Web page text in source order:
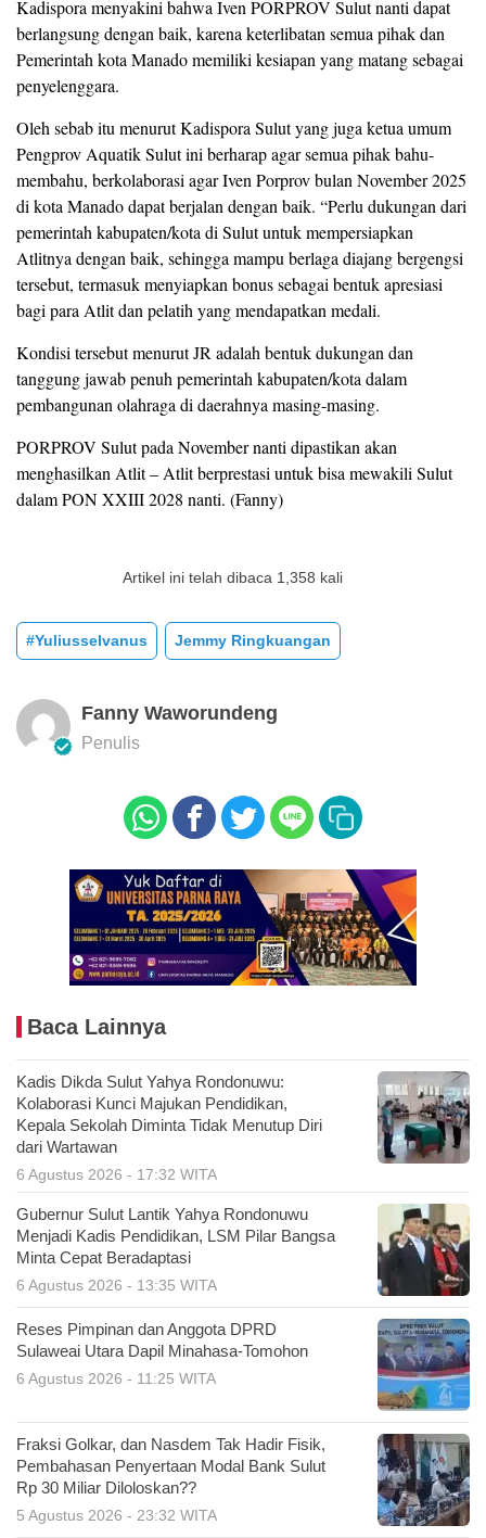
Kadispora menyakini bahwa Iven PORPROV Sulut nanti dapat
berlangsung dengan baik, karena keterlibatan semua pihak dan
Pemerintah kota Manado memiliki kesiapan yang matang sebagai
penyelenggara.
Oleh sebab itu menurut Kadispora Sulut yang juga ketua umum
Pengprov Aquatik Sulut ini berharap agar semua pihak bahu-
membahu, berkolaborasi agar Iven Porprov bulan November 2025
di kota Manado dapat berjalan dengan baik. “Perlu dukungan dari
pemerintah kabupaten/kota di Sulut untuk mempersiapkan
Atlitnya dengan baik, sehingga mampu berlaga diajang bergengsi
tersebut, termasuk menyiapkan bonus sebagai bentuk apresiasi
bagi para Atlit dan pelatih yang mendapatkan medali.
Kondisi tersebut menurut JR adalah bentuk dukungan dan
tanggung jawab penuh pemerintah kabupaten/kota dalam
pembangunan olahraga di daerahnya masing-masing.
PORPROV Sulut pada November nanti dipastikan akan
menghasilkan Atlit – Atlit berprestasi untuk bisa mewakili Sulut
dalam PON XXIII 2028 nanti. (Fanny)
Artikel ini telah dibaca 1,358 kali
#yuliusselvanus Jemmy Ringkuangan
Fanny Waworundeng
Penulis
Baca Lainnya
Kadis Dikda Sulut Yahya Rondonuwu:
Kolaborasi Kunci Majukan Pendidikan,
Kepala Sekolah Diminta Tidak Menutup Diri
dari Wartawan
6 Agustus 2026 - 17:32 WITA
Gubernur Sulut Lantik Yahya Rondonuwu
Menjadi Kadis Pendidikan, LSM Pilar Bangsa
Minta Cepat Beradaptasi
6 Agustus 2026 - 13:35 WITA
Reses Pimpinan dan Anggota DPRD
Sulaweai Utara Dapil Minahasa-Tomohon
6 Agustus 2026 - 11:25 WITA
Fraksi Golkar, dan Nasdem Tak Hadir Fisik,
Pembahasan Penyertaan Modal Bank Sulut
Rp 30 Miliar Diloloskan??
5 Agustus 2026 - 23:32 WITA